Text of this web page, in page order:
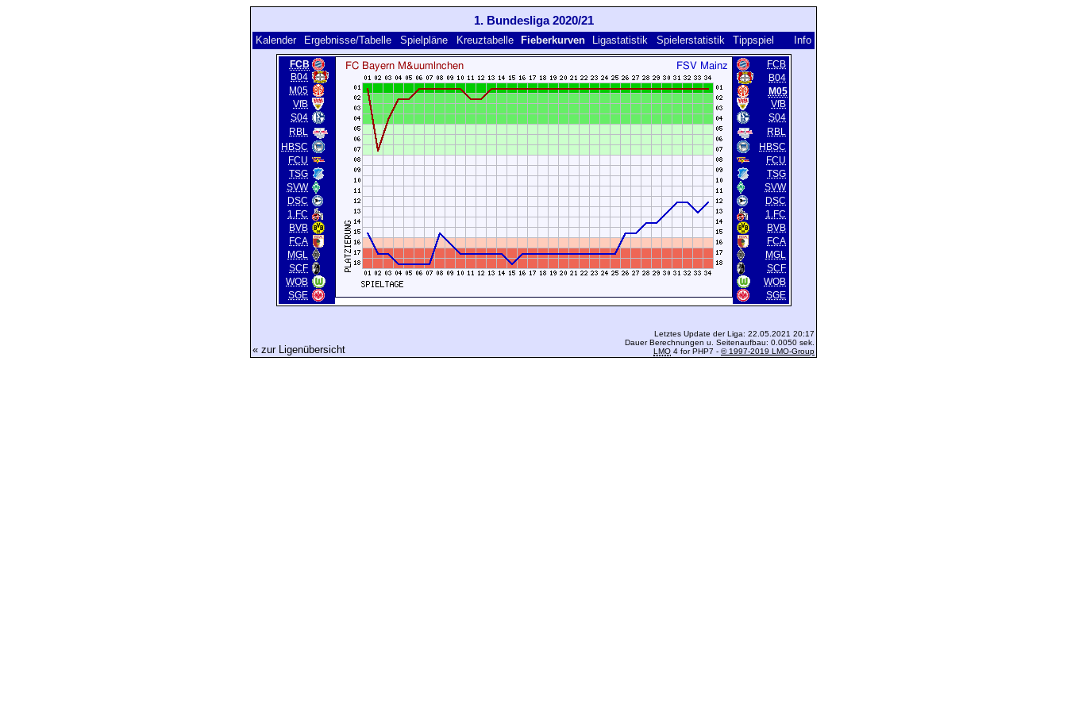
1. Bundesliga 2020/21
Kalender Ergebnisse/Tabelle Spielpläne Kreuztabelle Fieberkurven Ligastatistik Spielerstatistik Tippspiel Info
FCB
B04
M05
VfB
S04
RBL
HBSC
FCU
TSG
SVW
DSC
1.FC
BVB
FCA
MGL
SCF
WOB
SGE
FCB
B04
M05
VfB
S04
RBL
HBSC
FCU
TSG
SVW
DSC
1.FC
BVB
FCA
MGL
SCF
WOB
SGE
« zur Ligenübersicht
Letztes Update der Liga: 22.05.2021 20:17
Dauer Berechnungen u. Seitenaufbau: 0.0050 sek.
LMO 4 for PHP7 - © 1997-2019 LMO-Group